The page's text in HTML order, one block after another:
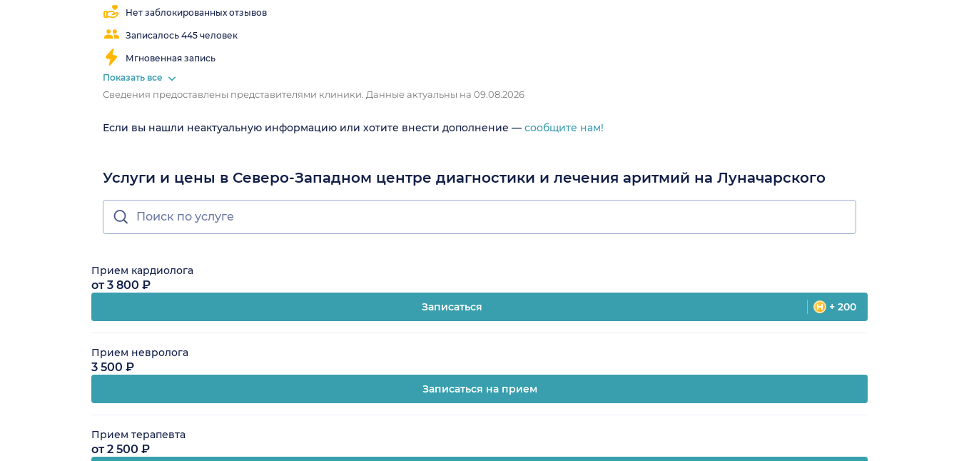
Нет заблокированных отзывов
Записалось 445 человек
Мгновенная запись
Показать все
Сведения предоставлены представителями клиники. Данные актуальны на 09.08.2026
Если вы нашли неактуальную информацию или хотите внести дополнение — сообщите нам!
Услуги и цены в Северо-Западном центре диагностики и лечения аритмий на Луначарского
Прием кардиолога
от 3 800 ₽
Записаться + 200
Прием невролога
3 500 ₽
Записаться на прием
Прием терапевта
от 2 500 ₽